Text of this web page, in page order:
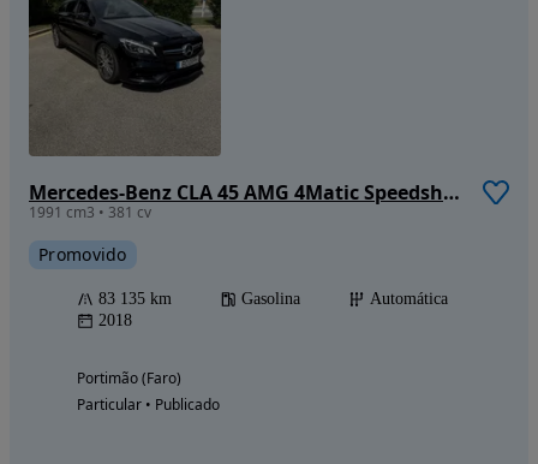
Mercedes-Benz CLA 45 AMG 4Matic Speedshift 7G-DCT
1991 cm3 • 381 cv
Promovido
83 135 km Gasolina
Automática
2018
Portimão (Faro)
Particular • Publicado